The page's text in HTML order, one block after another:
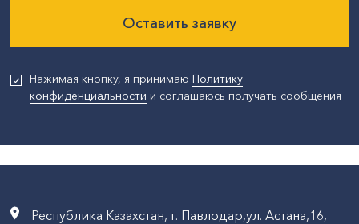
Оставить заявку
Нажимая кнопку, я принимаю Политику
конфиденциальности и соглашаюсь получать сообщения
Республика Казахстан, г. Павлодар,ул. Астана,16,